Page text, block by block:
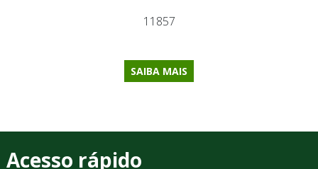
11857
SAIBA MAIS
Acesso rápido